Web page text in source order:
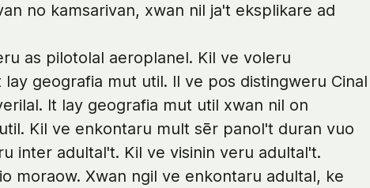
no kamsarivan, xwan nil ja't eksplikare ad
as pilotolal aeroplanel. Kil ve voleru
geografia mut util. Il ve pos distingweru Cinal
It lay geografia mut util xwan nil on
Kil ve enkontaru mult sēr panol't duran vuo
inter adultal't. Kil ve visinin veru adultal't.
moraow. Xwan ngil ve enkontaru adultal, ke